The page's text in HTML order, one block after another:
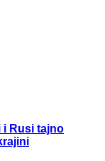
i Rusi tajno